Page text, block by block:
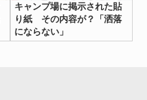
キャンプ場に掲示された貼
り紙 その内容が？「洒落
にならない」